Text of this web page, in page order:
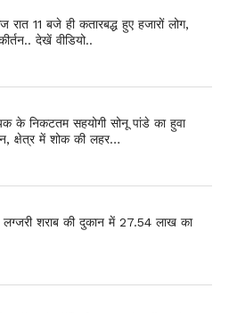
11 बजे ही कतारबद्ध हुए हजारों लोग,
देखें वीडियो..
के निकटतम सहयोगी सोनू पांडे का हुवा
क्षेत्र में शोक की लहर…
लग्जरी शराब की दुकान में 27.54 लाख का